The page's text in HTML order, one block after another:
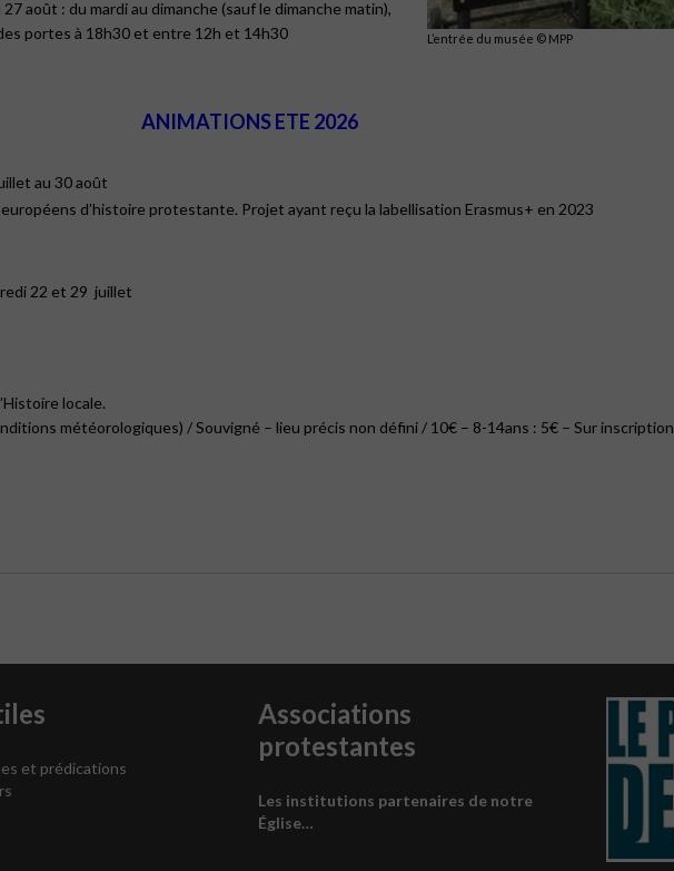
L’entrée du musée © MPP
août : du mardi au dimanche (sauf le dimanche matin),
portes à 18h30 et entre 12h et 14h30
ANIMATIONS ETE 2026
au 30 août
d’histoire protestante. Projet ayant reçu la labellisation Erasmus+ en 2023
22 et 29 juillet
locale.
météorologiques) / Souvigné – lieu précis non défini / 10€ – 8-14ans : 5€ – Sur inscription
et prédications
Associations
protestantes
Les institutions partenaires de notre
Église…